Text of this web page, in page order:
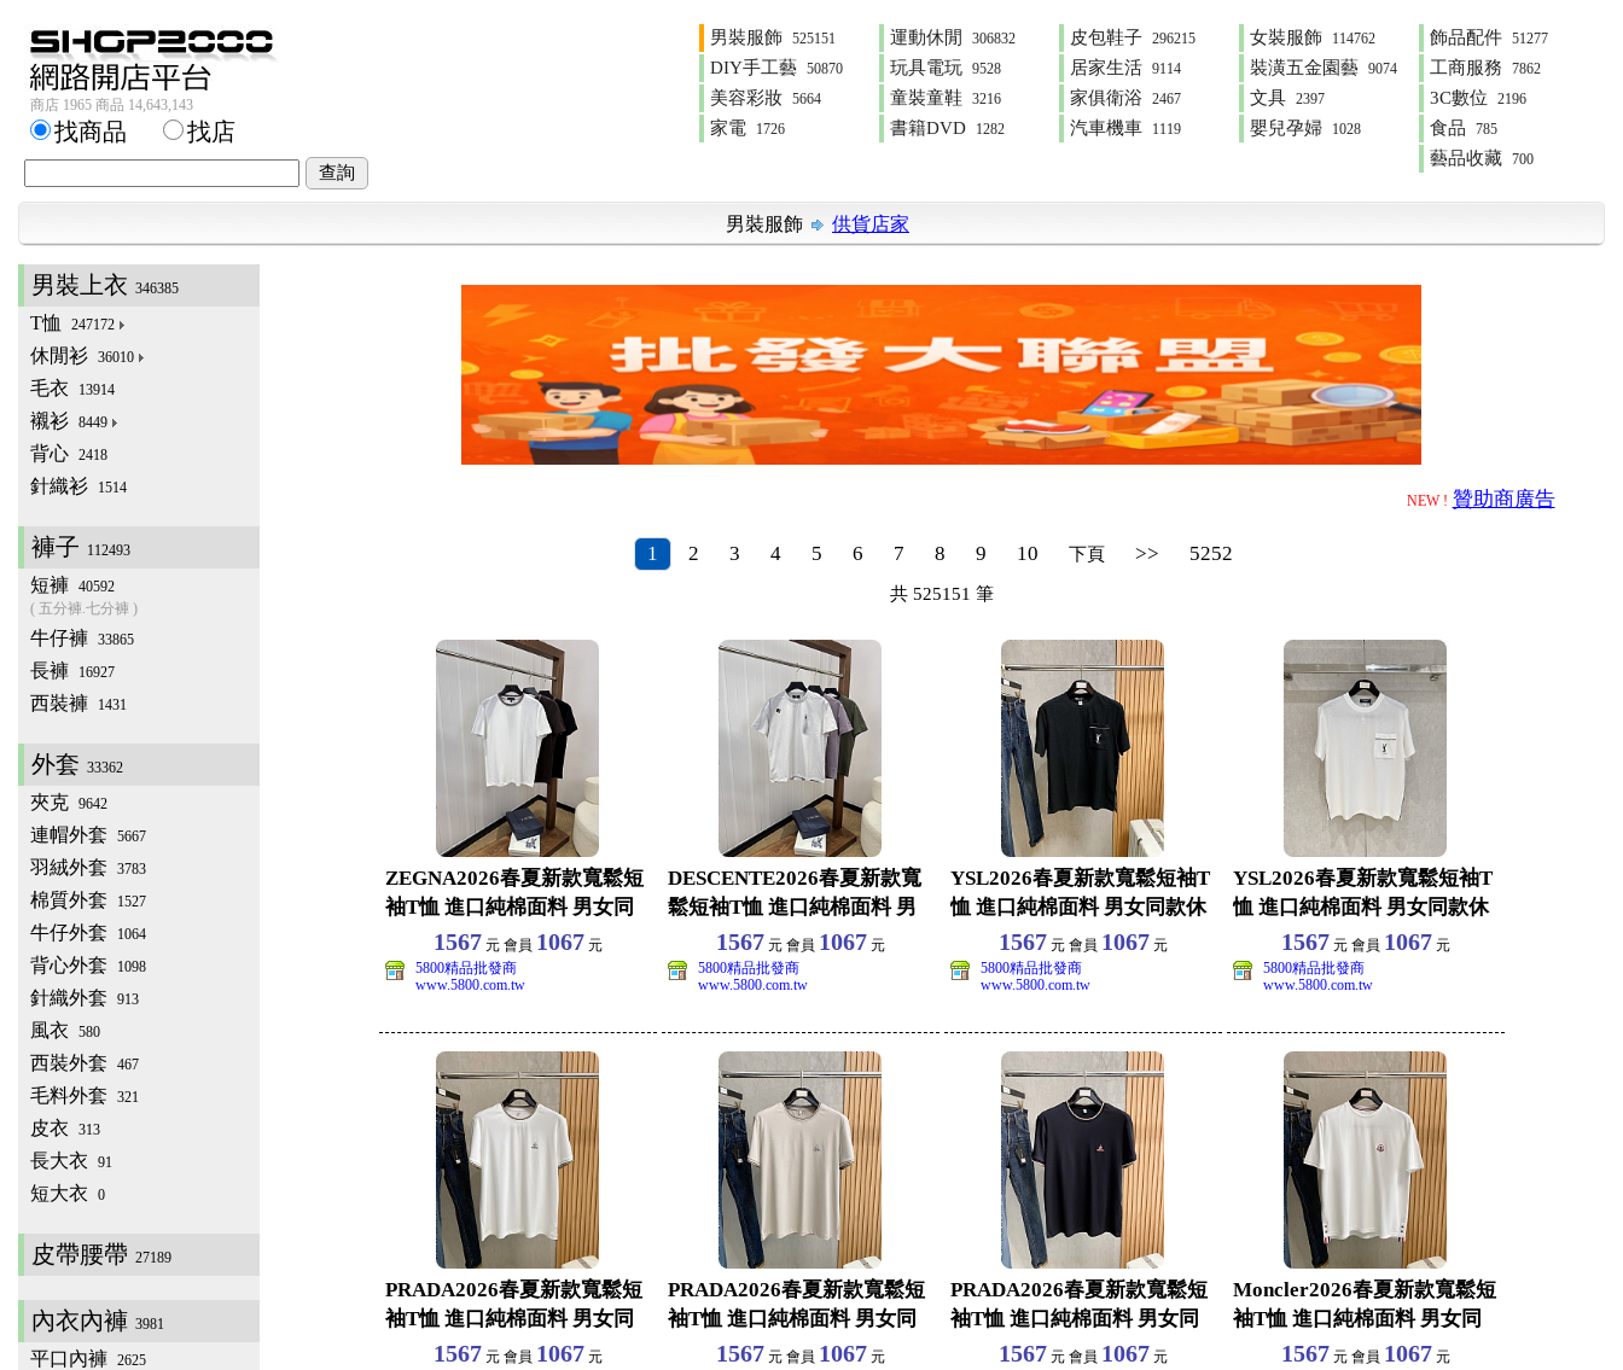
商店 1965 商品 14,643,143
男裝服飾 525151 運動休閒 306832 皮包鞋子 296215 女裝服飾 114762 飾品配件 51277
DIY手工藝 50870 玩具電玩 9528 居家生活 9114 裝潢五金園藝 9074 工商服務 7862
美容彩妝 5664 童裝童鞋 3216 家俱衛浴 2467 文具 2397 3C數位 2196
家電 1726 書籍DVD 1282 汽車機車 1119 嬰兒孕婦 1028 食品 785
藝品收藏 700
找商品 找店
男裝服飾 供貨店家
男裝上衣 346385
T恤 247172
休閒衫 36010
毛衣 13914
襯衫 8449
背心 2418
針織衫 1514
褲子 112493
短褲 40592
( 五分褲.七分褲 )
牛仔褲 33865
長褲 16927
西裝褲 1431
外套 33362
夾克 9642
連帽外套 5667
羽絨外套 3783
棉質外套 1527
牛仔外套 1064
背心外套 1098
針織外套 913
風衣 580
西裝外套 467
毛料外套 321
皮衣 313
長大衣 91
短大衣 0
皮帶腰帶 27189
內衣內褲 3981
平口內褲 2625
NEW ! 贊助商廣告
1 2 3 4 5 6 7 8 9 10 下頁 >> 5252
共525151 筆
ZEGNA2026春夏新款寬鬆短
袖T恤 進口純棉面料 男女同
款休閒上衣
1567 元 會員 1067 元
5800精品批發商
www.5800.com.tw
DESCENTE2026春夏新款寬
鬆短袖T恤 進口純棉面料 男
女同款休
1567 元 會員 1067 元
5800精品批發商
www.5800.com.tw
YSL2026春夏新款寬鬆短袖T
恤 進口純棉面料 男女同款休
閒上衣 尺
1567 元 會員 1067 元
5800精品批發商
www.5800.com.tw
YSL2026春夏新款寬鬆短袖T
恤 進口純棉面料 男女同款休
閒上衣 尺
1567 元 會員 1067 元
5800精品批發商
www.5800.com.tw
PRADA2026春夏新款寬鬆短
袖T恤 進口純棉面料 男女同
款休閒上衣
1567 元 會員 1067 元
PRADA2026春夏新款寬鬆短
袖T恤 進口純棉面料 男女同
款休閒上衣
1567 元 會員 1067 元
PRADA2026春夏新款寬鬆短
袖T恤 進口純棉面料 男女同
款休閒上衣
1567 元 會員 1067 元
Moncler2026春夏新款寬鬆短
袖T恤 進口純棉面料 男女同
款休閒1567 元 會員 1067 元